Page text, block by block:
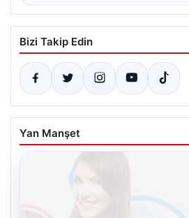
Bizi Takip Edin
Yan Manşet